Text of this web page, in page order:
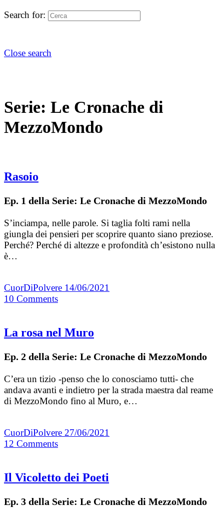
Search for:
Close search
Serie: Le Cronache di
MezzoMondo
Rasoio
Ep. 1 della Serie: Le Cronache di MezzoMondo
S’inciampa, nelle parole. Si taglia folti rami nella
giungla dei pensieri per scoprire quanto siano preziose.
Perché? Perché di altezze e profondità ch’esistono nulla
è…
CuorDiPolvere 14/06/2021
10 Comments
La rosa nel Muro
Ep. 2 della Serie: Le Cronache di MezzoMondo
C’era un tizio -penso che lo conosciamo tutti- che
andava avanti e indietro per la strada maestra dal reame
di MezzoMondo fino al Muro, e…
CuorDiPolvere 27/06/2021
12 Comments
Il Vicoletto dei Poeti
Ep. 3 della Serie: Le Cronache di MezzoMondo